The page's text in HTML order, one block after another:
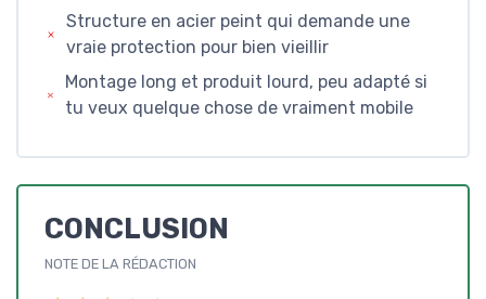
Structure en acier peint qui demande une
vraie protection pour bien vieillir
Montage long et produit lourd, peu adapté si
tu veux quelque chose de vraiment mobile
CONCLUSION
NOTE DE LA RÉDACTION